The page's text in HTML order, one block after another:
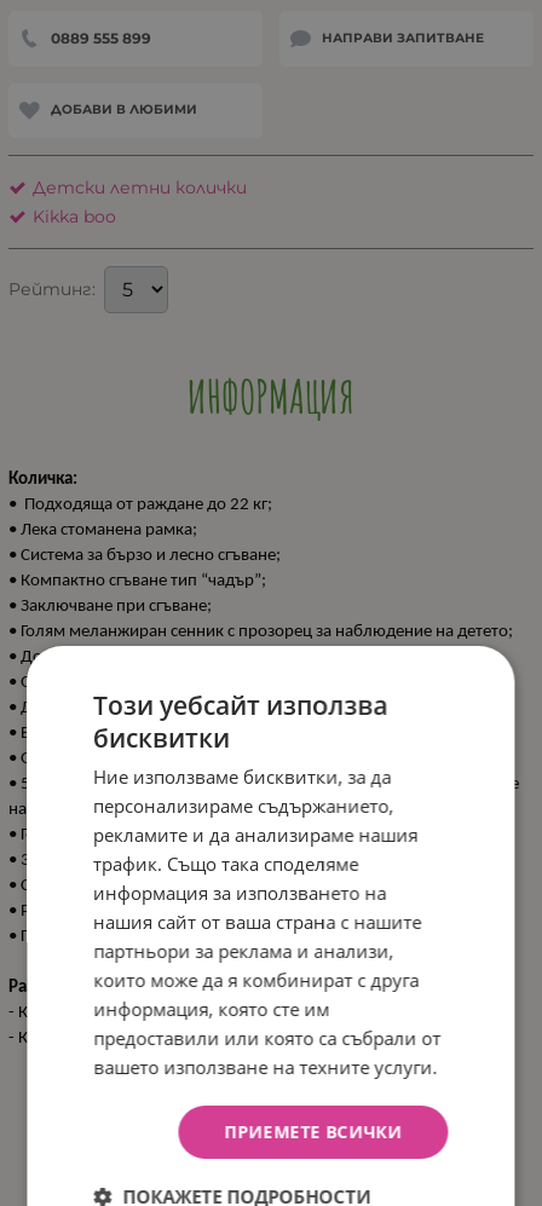
0889 555 899 НАПРАВИ ЗАПИТВАНЕ
ДОБАВИ В ЛЮБИМИ
Детски летни колички
Kikka boo
Рейтинг:
ИНФОРМАЦИЯ
Количка:
• Подходяща от раждане до 22 кг;
• Лека стоманена рамка;
• Система за бързо и лесно сгъване;
• Компактно сгъване тип “чадър”;
• Заключване при сгъване;
• Голям меланжиран сенник с прозорец за наблюдение на детето;
• Допълнително удължение на сенника;
• Отстраняем сенник;
• Джоб на задната част на седалката;
• Вградени меки подложки на седалката;
• Отсраняем предпазен борд;
• 5-точков предпазен колан с меки раменни подложки и покритие
на долната катарама;
• Голям кош за съхранение на багаж;
• 360 градуса въртене на предните колела;
• Спирачки на задните колела;
• Регулируема подложка на крачетата в 3 позиции;
• Гумена подложка на крачетата.
Размери:
- Количка: 40x79x104 см / Сгъната:40x20x55
- Кашон: 86x28x31 см / 16.6 кг / 2 бр/кашон
ХАРАКТЕРИСТИКИ
Този уебсайт използва
бисквитки
Ние използваме бисквитки, за да
персонализираме съдържанието,
рекламите и да анализираме нашия
трафик. Също така споделяме
информация за използването на
нашия сайт от ваша страна с нашите
партньори за реклама и анализи,
които може да я комбинират с друга
информация, която сте им
предоставили или която са събрали от
вашето използване на техните услуги.
ПРИЕМЕТЕ ВСИЧКИ
ПОКАЖЕТЕ ПОДРОБНОСТИ